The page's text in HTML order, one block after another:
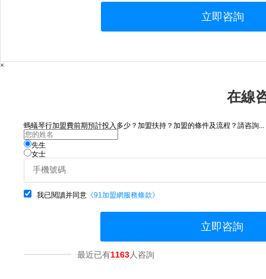
立即咨詢
×
在線
螞蟻琴行加盟費前期預計投入多少？加盟扶持？加盟的條件及流程？請咨詢...
先生
女士
我已閱讀并同意 《91加盟網服務條款》
立即咨詢
最近已有1163人咨詢